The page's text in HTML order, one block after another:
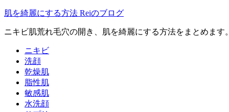
肌を綺麗にする方法 Reiのブログ
ニキビ肌荒れ毛穴の開き、肌を綺麗にする方法をまとめます
ニキビ
洗顔
乾燥肌
脂性肌
敏感肌
水洗顔